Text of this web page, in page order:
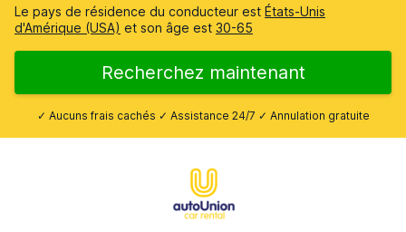
Le pays de résidence du conducteur est États-Unis
d'Amérique (USA) et son âge est 30-65
Recherchez maintenant
✓ Aucuns frais cachés ✓ Assistance 24/7 ✓ Annulation gratuite